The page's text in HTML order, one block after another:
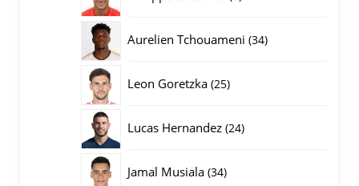
Aurelien Tchouameni 3434
Leon Goretzka 2525
Lucas Hernandez 2424
Jamal Musiala 3434